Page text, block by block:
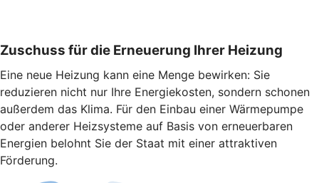
Zuschuss für die Erneuerung Ihrer Heizung
Eine neue Heizung kann eine Menge bewirken: Sie
reduzieren nicht nur Ihre Energiekosten, sondern schonen
außerdem das Klima. Für den Einbau einer Wärmepumpe
oder anderer Heizsysteme auf Basis von erneuerbaren
Energien belohnt Sie der Staat mit einer attraktiven
Förderung.